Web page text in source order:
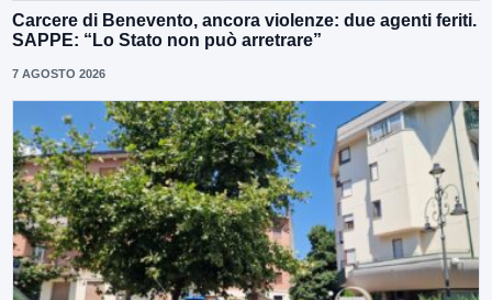
Carcere di Benevento, ancora violenze: due agenti feriti.
SAPPE: “Lo Stato non può arretrare”
7 AGOSTO 2026